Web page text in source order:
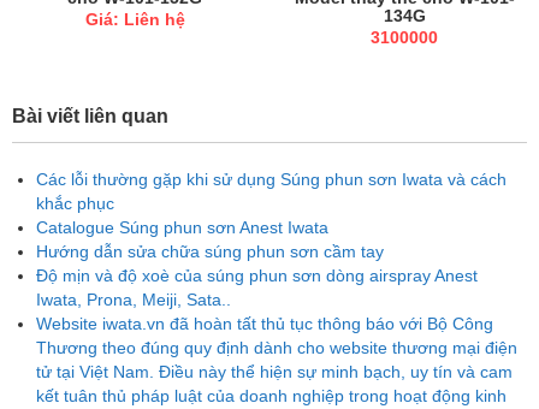
Giá: Liên hệ
134G
3100000
Bài viết liên quan
Các lỗi thường gặp khi sử dụng Súng phun sơn Iwata và cách
khắc phục
Catalogue Súng phun sơn Anest Iwata
Hướng dẫn sửa chữa súng phun sơn cầm tay
Độ mịn và độ xoè của súng phun sơn dòng airspray Anest
Iwata, Prona, Meiji, Sata..
Website iwata.vn đã hoàn tất thủ tục thông báo với Bộ Công
Thương theo đúng quy định dành cho website thương mại điện
tử tại Việt Nam. Điều này thể hiện sự minh bạch, uy tín và cam
kết tuân thủ pháp luật của doanh nghiệp trong hoạt động kinh